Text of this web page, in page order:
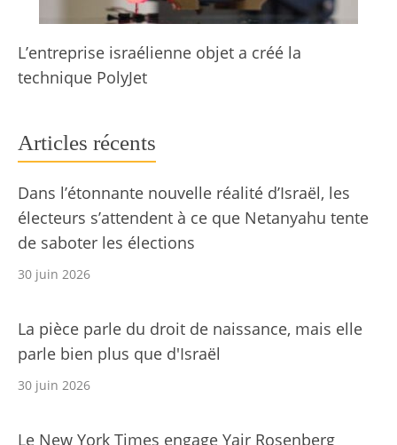
L’entreprise israélienne objet a créé la
technique PolyJet
Articles récents
Dans l’étonnante nouvelle réalité d’Israël, les
électeurs s’attendent à ce que Netanyahu tente
de saboter les élections
30 juin 2026
La pièce parle du droit de naissance, mais elle
parle bien plus que d'Israël
30 juin 2026
Le New York Times engage Yair Rosenberg